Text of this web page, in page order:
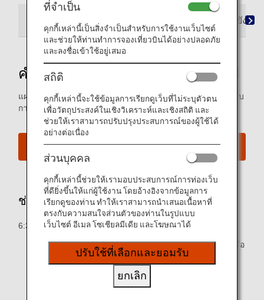
คำแนะนำสนามบิน ข้อมูลเมือง / การเดินทางมายังสน
คำแนะนำสู่สนามบินชิโตเสะแห่งใหม่
แผนที่อาคารผู้โดยสารขาเข้าและขาออก และข้อมูลอื่นๆ สำหรับ
การนำทางในสนามบินชิโตเสะแห่งใหม่
เว็บไซต์สนามบินชิโตเสะแห่งใหม่
ช่วงเวลาจำหน่ายบัตรโดยสารเที่ยวบิน
6:30 ถึง 21:25 น. (เวลามาตรฐานญี่ปุ่น)
* เคาน์เตอร์สนามบินบางแห่ง อาจปิดให้บริการชั่วคราวหรือ
เปิดให้บริการ ในเวลาทำการที่แตกต่างกัน
ที่จำเป็น
คุกกี้เหล่านี้เป็นสิ่งจำเป็นสำหรับการใช้งานเว็บไซต์
และช่วยให้ท่านทำการจองเที่ยวบินได้อย่างปลอดภัย
และลงชื่อเข้าใช้อยู่เสมอ
สถิติ
คุกกี้เหล่านี้จะใช้ข้อมูลการเรียกดูเว็บที่ไม่ระบุตัวตน
เพื่อวัตถุประสงค์ในเชิงวิเคราะห์และเชิงสถิติ และ
ช่วยให้เราสามารถปรับปรุงประสบการณ์ของผู้ใช้ได้
อย่างต่อเนื่อง
ส่วนบุคคล
คุกกี้เหล่านี้ช่วยให้เรามอบประสบการณ์การท่องเว็บ
ที่ดียิ่งขึ้นให้แก่ผู้ใช้งาน โดยอ้างอิงจากข้อมูลการ
เรียกดูของท่าน ทำให้เราสามารถนำเสนอเนื้อหาที่
ตรงกับความสนใจส่วนตัวของท่านในรูปแบบ
เว็บไซต์ อีเมล โซเชียลมีเดีย และโฆษณาได้
ปรับใช้ที่เลือกและยอมรับ
ยกเลิก